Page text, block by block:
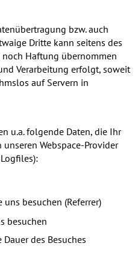
bzw. auch
Dritte kann seitens des
Haftung übernommen
Verarbeitung erfolgt, soweit
auf Servern in
u.a. folgende Daten, die Ihr
Webspace-Provider
uns besuchen (Referrer)
besuchen
des Besuches